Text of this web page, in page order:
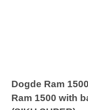
Dogde Ram
Ram 1500 with